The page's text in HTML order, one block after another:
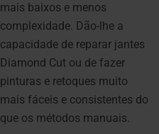
mais baixos e menos
complexidade. Dão-lhe a
capacidade de reparar jantes
Diamond Cut ou de fazer
pinturas e retoques muito
mais fáceis e consistentes do
que os métodos manuais.